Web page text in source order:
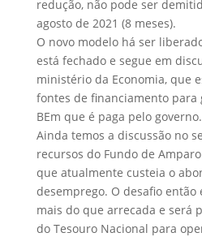
redução, não pode ser
agosto de 2021 (8 meses).
O novo modelo há ser
está fechado e segue em
ministério da Economia, que
fontes de financiamento
BEm que é paga pelo governo.
Ainda temos a discussão no
recursos do Fundo de
que atualmente custeia o
desemprego. O desafio
mais do que arrecada e será
do Tesouro Nacional para